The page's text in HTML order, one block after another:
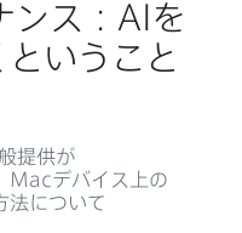
ンス： AI を​
と​いう​こと
提供が​
Macデバイス上の
法に​ついて​